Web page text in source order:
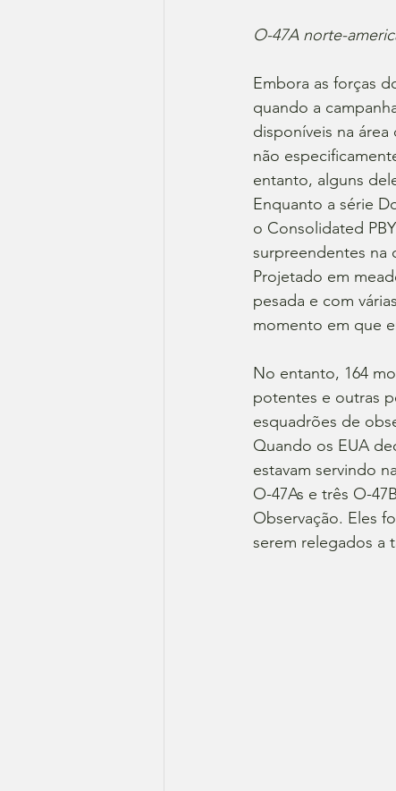
O-47A norte-
Embora as forças
quando a
disponíveis na
não
entanto, alguns
Enquanto a série
o Consolidated
surpreendentes na
Projetado em
pesada e com
momento em que
No entanto, 164
potentes e outras
esquadrões de
Quando os EUA
estavam servindo
O-47As e três O-
Observação. Eles
serem relegados a